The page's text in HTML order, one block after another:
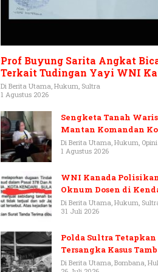
Prof Buyung Sarita Angkat
Terkait Tudingan Yayi WNI
Ditagih Utang Rp3,6 Miliar
Di Berita Utama, Hukum, Sultra
1 Agustus 2026
Sengketa Tanah
Mantan Komandan
143/HO, Ketika Warisan
Menjadi Arena
Di Berita Utama, Hukum, Opini
1 Agustus 2026
WNI Kanada
Oknum Dosen di
Terkait Aset Puluhan
Di Berita Utama, Hukum,
31 Juli 2026
Polda Sultra
Tersangka Kasus
Emas Ilegal di
Di Berita Utama, Bombana,